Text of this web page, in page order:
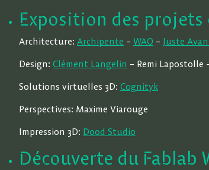
Exposition des projets
Architecture: Archipente – WAO – Juste
Design: Clément Langelin – Remi Lapostolle
Solutions virtuelles 3D: Cognityk
Perspectives: Maxime Viarouge
Impression 3D: Dood Studio
Découverte du Fablab